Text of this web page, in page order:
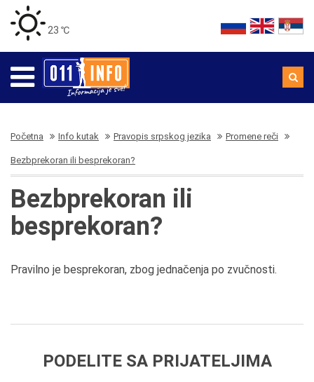
23 ℃
Početna Info kutak Pravopis srpskog jezika Promene reči
Bezbprekoran ili besprekoran?
Bezbprekoran ili
besprekoran?
Pravilno je besprekoran, zbog jednačenja po zvučnosti.
PODELITE SA PRIJATELJIMA